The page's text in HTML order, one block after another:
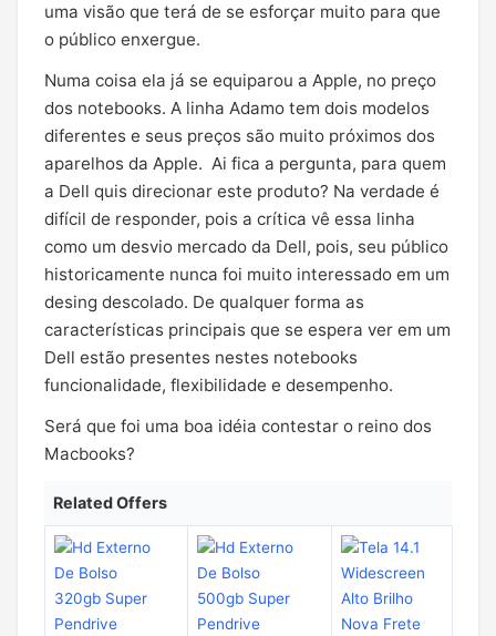
uma visão que terá de se esforçar muito para que
o público enxergue.
Numa coisa ela já se equiparou a Apple, no preço
dos notebooks. A linha Adamo tem dois modelos
diferentes e seus preços são muito próximos dos
aparelhos da Apple. Ai fica a pergunta, para quem
a Dell quis direcionar este produto? Na verdade é
difícil de responder, pois a crítica vê essa linha
como um desvio mercado da Dell, pois, seu público
historicamente nunca foi muito interessado em um
desing descolado. De qualquer forma as
características principais que se espera ver em um
Dell estão presentes nestes notebooks
funcionalidade, flexibilidade e desempenho.
Será que foi uma boa idéia contestar o reino dos
Macbooks?
Related Offers